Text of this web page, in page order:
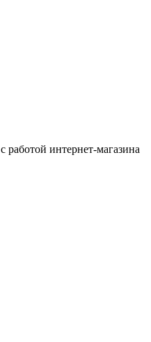
интернет-магазина